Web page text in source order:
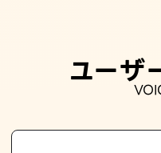
ユーザ